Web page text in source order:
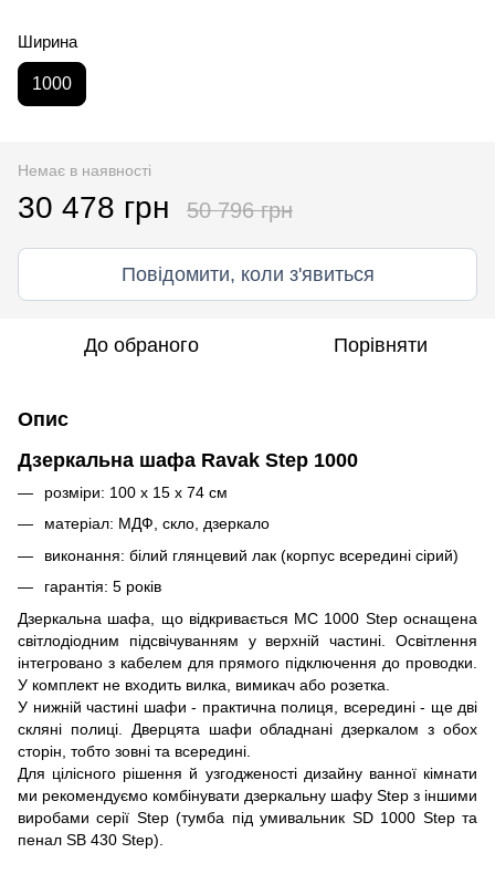
Ширина
1000
Немає в наявності
30 478 грн 50 796 грн
Повідомити, коли з'явиться
До обраного Порівняти
Опис
Дзеркальна шафа Ravak Step 1000
розміри: 100 x 15 x 74 см
матеріал: МДФ, скло, дзеркало
виконання: білий глянцевий лак (корпус всередині сірий)
гарантія: 5 років
Дзеркальна шафа, що відкривається MC 1000 Step оснащена
світлодіодним підсвічуванням у верхній частині. Освітлення
інтегровано з кабелем для прямого підключення до проводки.
У комплект не входить вилка, вимикач або розетка.
У нижній частині шафи - практична полиця, всередині - ще дві
скляні полиці. Дверцята шафи обладнані дзеркалом з обох
сторін, тобто зовні та всередині.
Для цілісного рішення й узгодженості дизайну ванної кімнати
ми рекомендуємо комбінувати дзеркальну шафу Step з іншими
виробами серії Step (тумба під умивальник SD 1000 Step та
пенал SB 430 Step).